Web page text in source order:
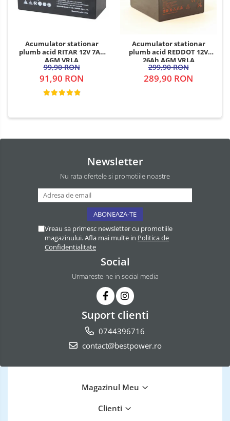
Acumulator stationar
plumb acid RITAR 12V 7Ah
AGM VRLA
99,90 RON
91,90 RON
Acumulator stationar
plumb acid REDDOT 12V
26Ah AGM VRLA
299,90 RON
289,90 RON
Newsletter
Nu rata ofertele si promotiile noastre
Vreau sa primesc newsletter cu promotiile
magazinului. Afla mai multe in Politica de
Confidentialitate
Social
Urmareste-ne in social media
Suport clienti
0744396716
contact@bestpower.ro
Magazinul Meu
Clienti